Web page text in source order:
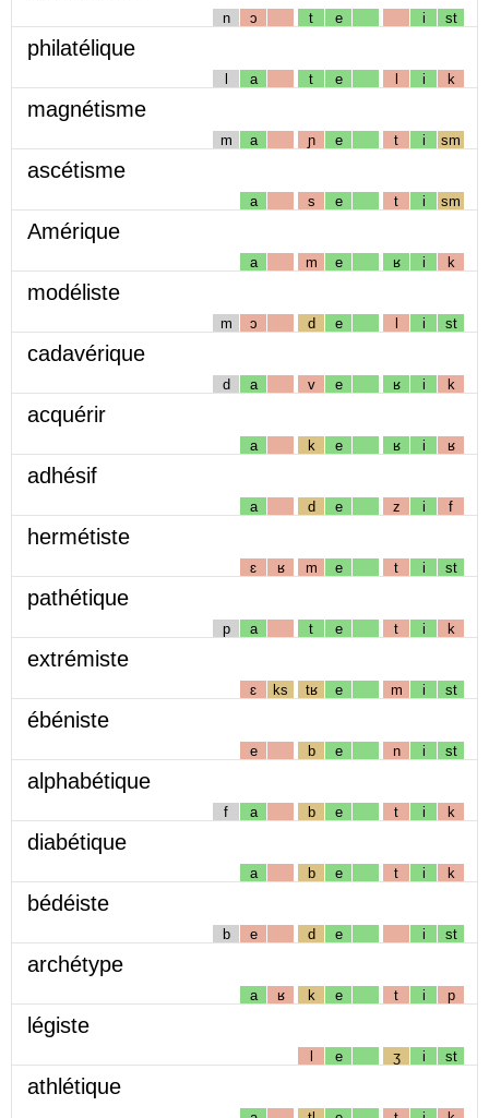
n ɔ t e i st
philatélique
l a t e l i k
magnétisme
m a ɲ e t i sm
ascétisme
a s e t i sm
Amérique
a m e ʁ i k
modéliste
m ɔ d e l i st
cadavérique
d a v e ʁ i k
acquérir
a k e ʁ i ʁ
adhésif
a d e z i f
hermétiste
ɛ ʁ m e t i st
pathétique
p a t e t i k
extrémiste
ɛ ks tʁ e m i st
ébéniste
e b e n i st
alphabétique
f a b e t i k
diabétique
a b e t i k
bédéiste
b e d e i st
archétype
a ʁ k e t i p
légiste
l e ʒ i st
athlétique